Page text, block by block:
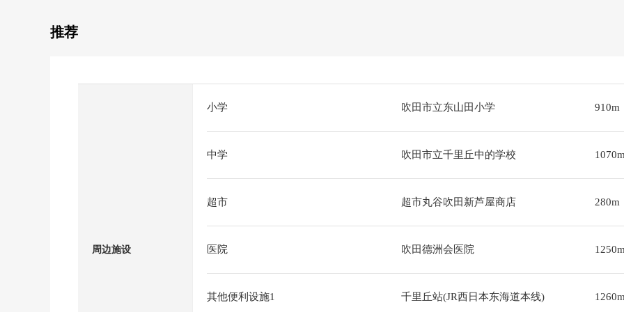
推荐
周边施设
小学 吹田市立东山田小学 910m
中学 吹田市立千里丘中的学校 1070m
超市 超市丸谷吹田新芦屋商店 280m
医院 吹田德洲会医院 1250m
其他便利设施1 千里丘站(JR西日本东海道本线) 1260m